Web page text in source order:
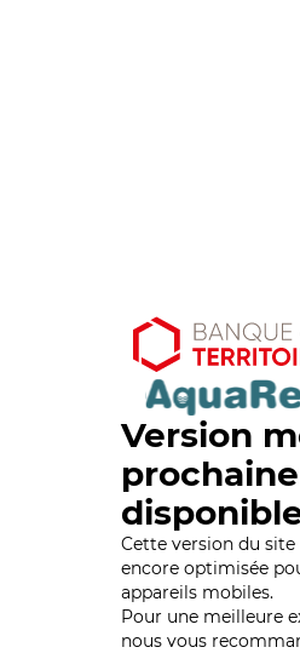
Version
Cette version du site
encore optimisée
appareils mobiles.
Pour une meilleure
nous vous